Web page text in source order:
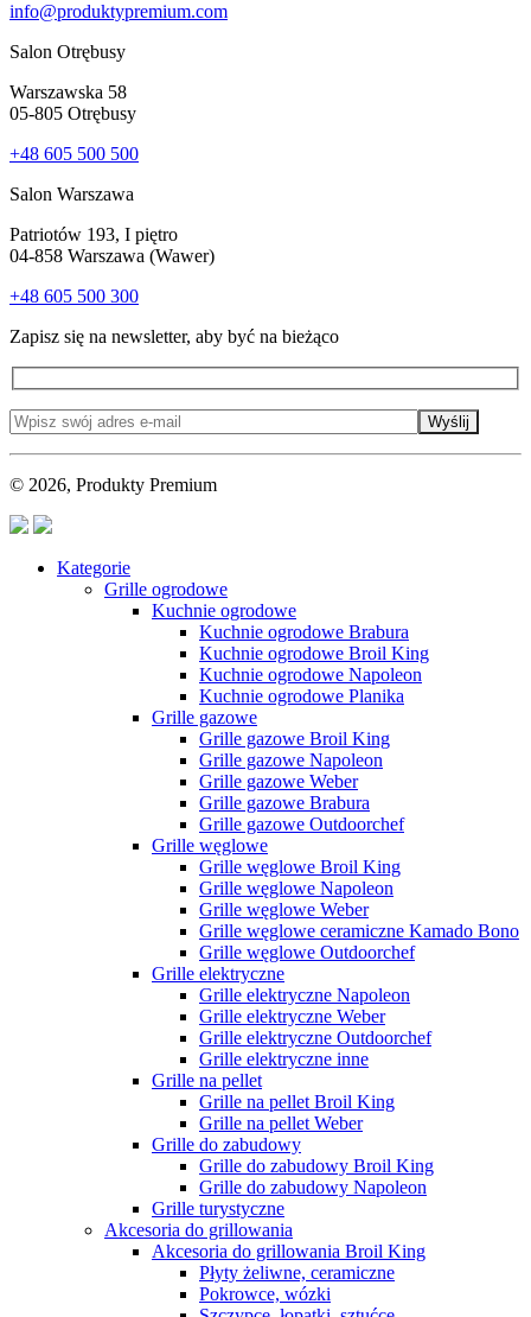
info@produktypremium.com
Salon Otrębusy
Warszawska 58
05-805 Otrębusy
+48 605 500 500
Salon Warszawa
Patriotów 193, I piętro
04-858 Warszawa (Wawer)
+48 605 500 300
Zapisz się na newsletter, aby być na bieżąco
Wyślij
© 2026, Produkty Premium
Kategorie
Grille ogrodowe
Kuchnie ogrodowe
Kuchnie ogrodowe Brabura
Kuchnie ogrodowe Broil King
Kuchnie ogrodowe Napoleon
Kuchnie ogrodowe Planika
Grille gazowe
Grille gazowe Broil King
Grille gazowe Napoleon
Grille gazowe Weber
Grille gazowe Brabura
Grille gazowe Outdoorchef
Grille węglowe
Grille węglowe Broil King
Grille węglowe Napoleon
Grille węglowe Weber
Grille węglowe ceramiczne Kamado Bono
Grille węglowe Outdoorchef
Grille elektryczne
Grille elektryczne Napoleon
Grille elektryczne Weber
Grille elektryczne Outdoorchef
Grille elektryczne inne
Grille na pellet
Grille na pellet Broil King
Grille na pellet Weber
Grille do zabudowy
Grille do zabudowy Broil King
Grille do zabudowy Napoleon
Grille turystyczne
Akcesoria do grillowania
Akcesoria do grillowania Broil King
Płyty żeliwne, ceramiczne
Pokrowce, wózki